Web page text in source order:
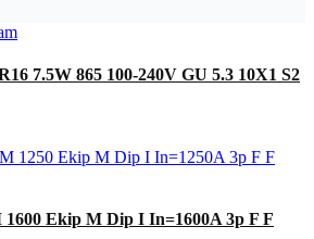
7.5W 865 100-240V GU 5.3 10X1 S2
Ekip M Dip I In=1600A 3p F F